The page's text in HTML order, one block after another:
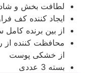
لطافت بخش و
ایجاد کننده کف
از بین برنده
محافظت کننده از
از خشکی پوست
بسته 3 عددی